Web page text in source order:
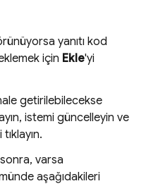
yanıtı kod
için Ekle'yi
getirilebilecekse
istemi güncelleyin ve
tıklayın.
varsa
aşağıdakileri